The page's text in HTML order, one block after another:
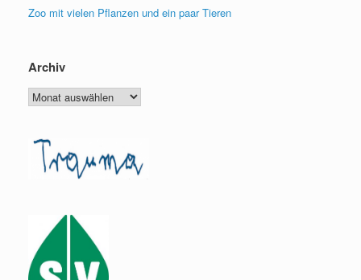
Zoo mit vielen Pflanzen und ein paar Tieren
Archiv
Archiv